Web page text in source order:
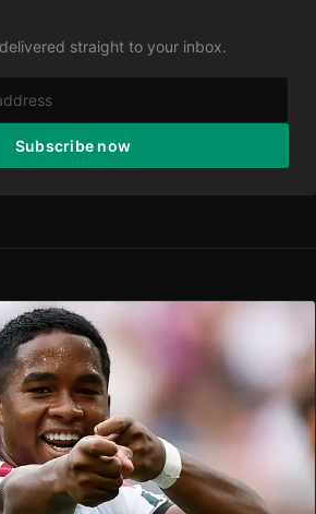
straight to your inbox.
Subscribe now